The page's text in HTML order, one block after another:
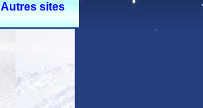
Autres sites